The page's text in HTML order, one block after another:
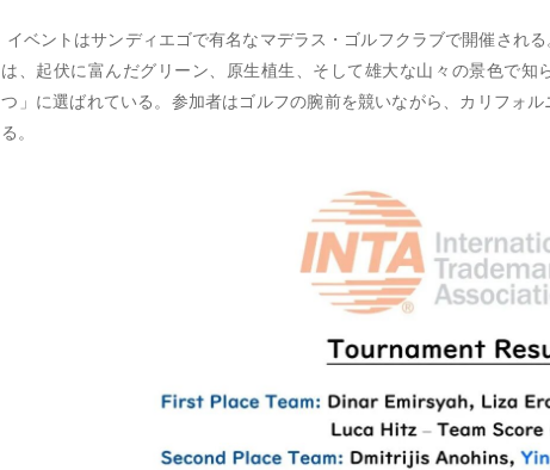
イベントはサンディエゴで有名なマデラス・ゴルフクラブで開催され
は、起伏に富んだグリーン、原生植生、そして雄大な山々の景色で知
つ」に選ばれている。参加者はゴルフの腕前を競いながら、カリフォ
る。